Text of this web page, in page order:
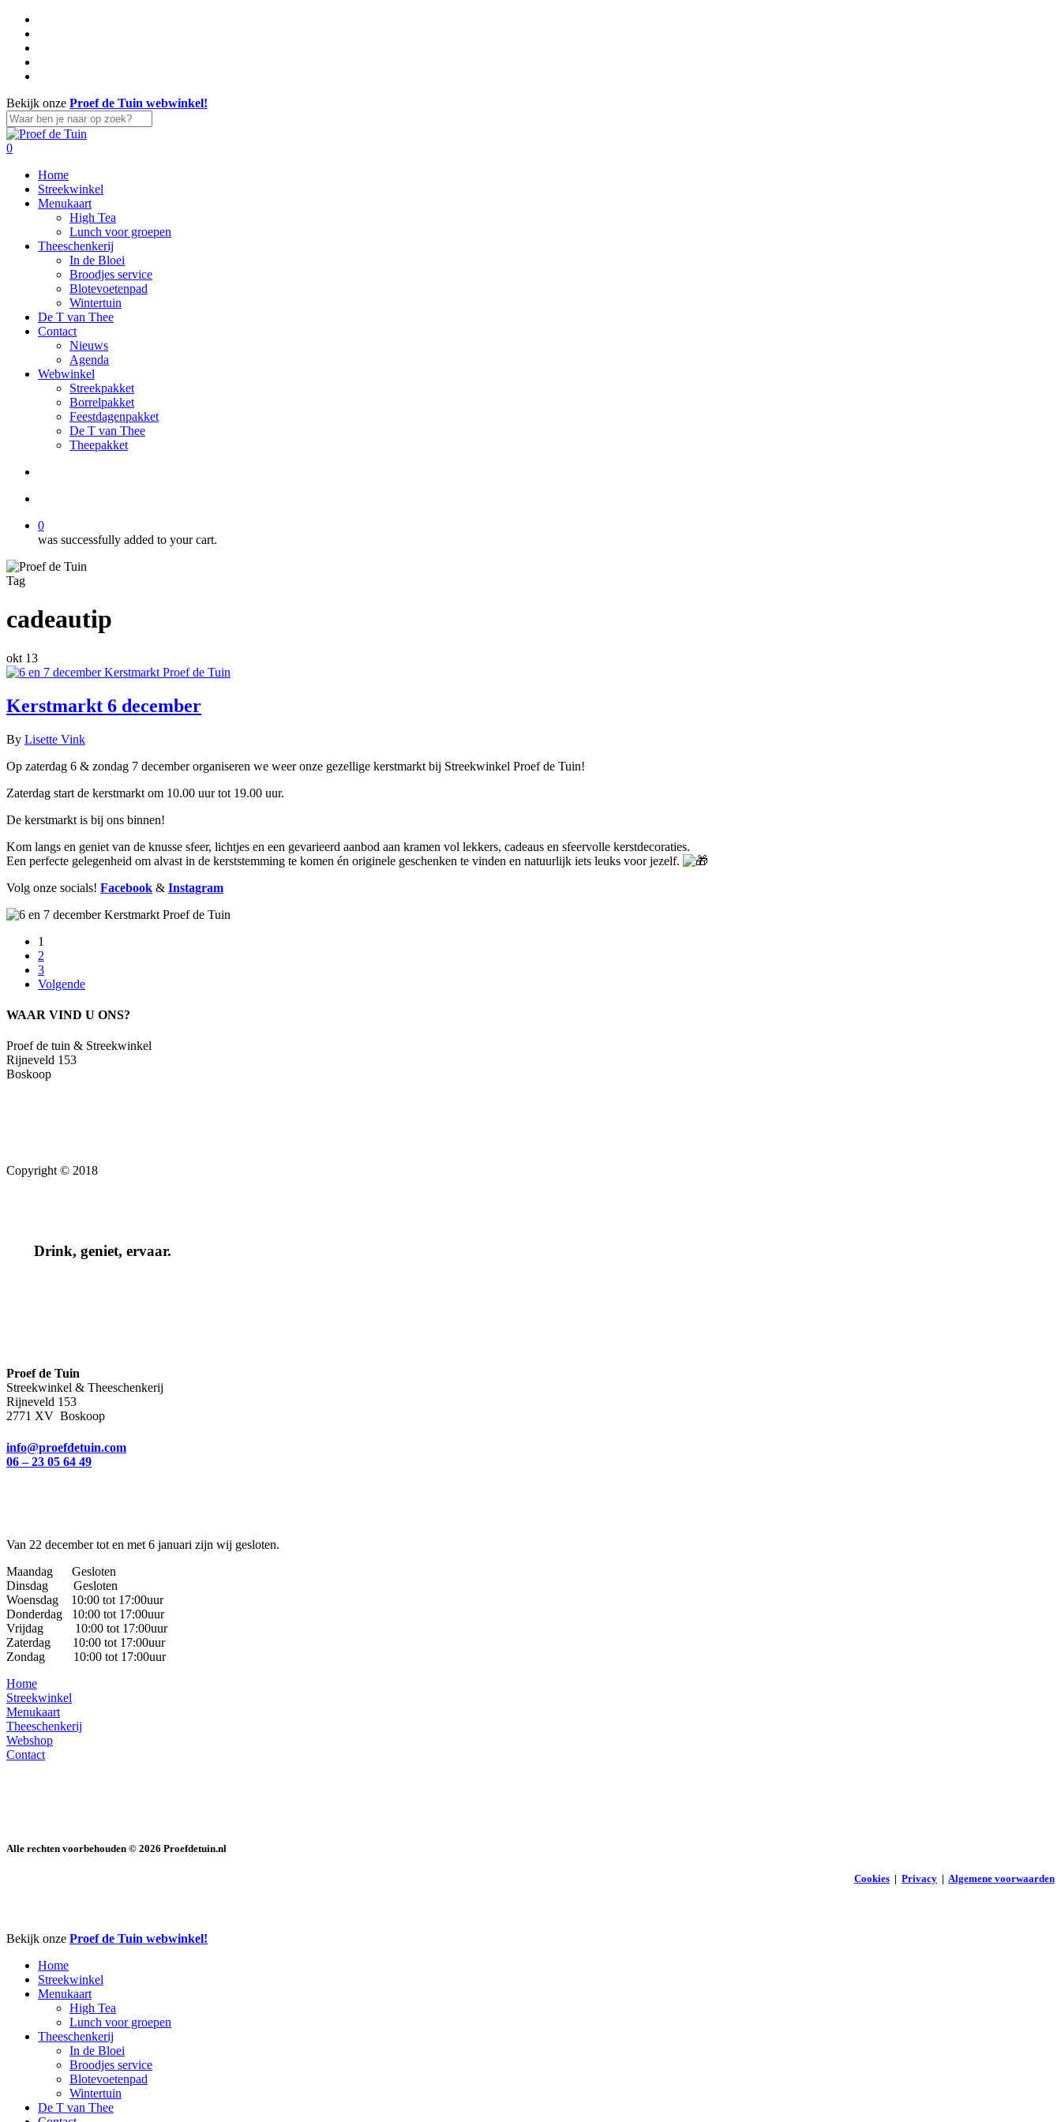
Skip
main
content
Bekijk onze Proef de Tuin webwinkel!
Close
Search
search
account
0
Home
Streekwinkel
Menukaart
High Tea
Lunch voor groepen
Theeschenkerij
In de Bloei
Broodjes service
Blotevoetenpad
Wintertuin
De T van Thee
Contact
Nieuws
Agenda
Webwinkel
Streekpakket
Borrelpakket
Feestdagenpakket
De T van Thee
Theepakket
0
was successfully added to your cart.
Tag
cadeautip
okt 13
Kerstmarkt 6 december
By Lisette Vink
Op zaterdag 6 & zondag 7 december organiseren we weer onze gezellige kerstmarkt bij Streekwinkel Proef de Tuin!
Zaterdag start de kerstmarkt om 10.00 uur tot 19.00 uur.
De kerstmarkt is bij ons binnen!
Kom langs en geniet van de knusse sfeer, lichtjes en een gevarieerd aanbod aan kramen vol lekkers, cadeaus en sfeervolle kerstdecoraties.
Een perfecte gelegenheid om alvast in de kerststemming te komen én originele geschenken te vinden en natuurlijk iets leuks voor jezelf.
Volg onze socials! Facebook & Instagram
1
2
3
Volgende
WAAR VIND U ONS?
Proef de tuin & Streekwinkel
Rijneveld 153
Boskoop
Copyright © 2018
Drink, geniet, ervaar.
Proef de Tuin
Streekwinkel & Theeschenkerij
Rijneveld 153
2771 XV Boskoop
info@proefdetuin.com
06 – 23 05 64 49
Van 22 december tot en met 6 januari zijn wij gesloten.
Maandag Gesloten
Dinsdag Gesloten
Woensdag 10:00 tot 17:00uur
Donderdag 10:00 tot 17:00uur
Vrijdag 10:00 tot 17:00uur
Zaterdag 10:00 tot 17:00uur
Zondag 10:00 tot 17:00uur
Home
Streekwinkel
Menukaart
Theeschenkerij
Webshop
Contact
Alle rechten voorbehouden © 2026 Proefdetuin.nl
Cookies | Privacy | Algemene voorwaarden
Close
Bekijk onze Proef de Tuin webwinkel!
Home
Streekwinkel
Menukaart
High Tea
Lunch voor groepen
Theeschenkerij
In de Bloei
Broodjes service
Blotevoetenpad
Wintertuin
De T van Thee